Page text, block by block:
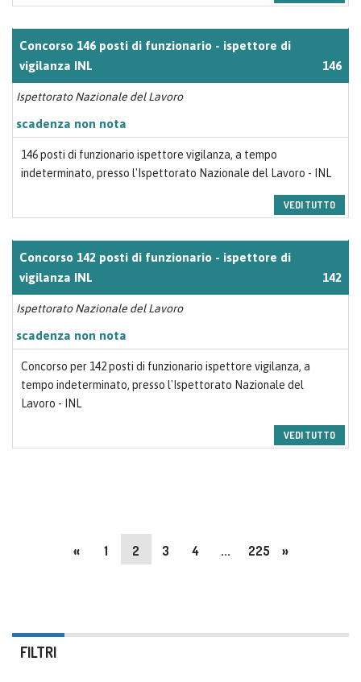
Concorso 146 posti di funzionario - ispettore di
vigilanza INL
146
Ispettorato Nazionale del Lavoro
scadenza non nota
146 posti di funzionario ispettore vigilanza, a tempo
indeterminato, presso l'Ispettorato Nazionale del Lavoro - INL
VEDI TUTTO
Concorso 142 posti di funzionario - ispettore di
vigilanza INL
142
Ispettorato Nazionale del Lavoro
scadenza non nota
Concorso per 142 posti di funzionario ispettore vigilanza, a
tempo indeterminato, presso l'Ispettorato Nazionale del
Lavoro - INL
VEDI TUTTO
« 1 2 3 4 ... 225 »
FILTRI